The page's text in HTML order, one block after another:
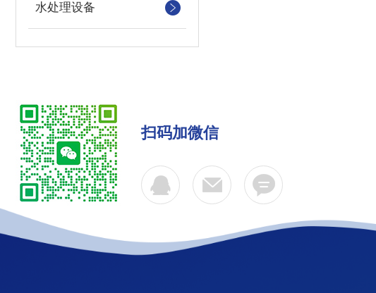
水处理设备
扫码加微信